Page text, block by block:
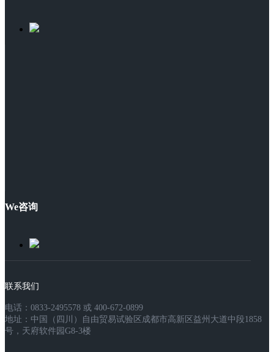
We咨询
联系我们
电话：0833-2495578 或 400-672-0899
地址：中国（四川）自由贸易试验区成都市高新区益州大道中段1858
号，天府软件园G8-3楼